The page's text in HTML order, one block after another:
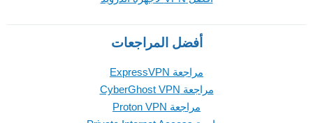
أفضل المراجعات
مراجعة ExpressVPN
مراجعة CyberGhost VPN
مراجعة Proton VPN